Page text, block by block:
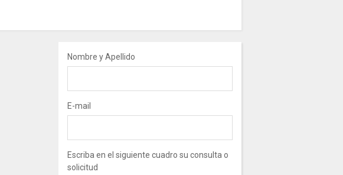
Nombre y Apellido
E-mail
Escriba en el siguiente cuadro su consulta o
solicitud